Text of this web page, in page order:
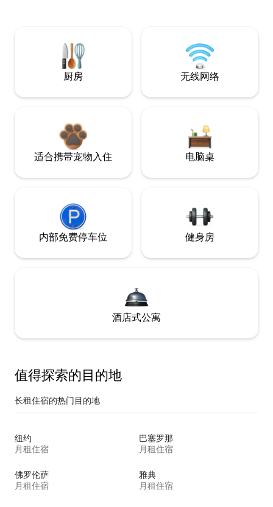
厨房 无线网络
适合携带宠物入住 电脑桌
内部免费停车位 健身房
酒店式公寓
值得探索的目的地
长租住宿的热门目的地
纽约
月租住宿
巴塞罗那
月租住宿
佛罗伦萨
月租住宿
雅典
月租住宿